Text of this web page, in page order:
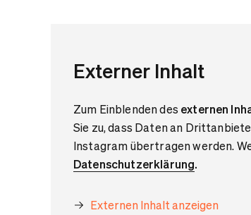
Externer Inhalt
Zum Einblenden des externen
Sie zu, dass Daten an
Instagram übertragen werden.
Datenschutzerklärung.
Externen Inhalt anzeigen